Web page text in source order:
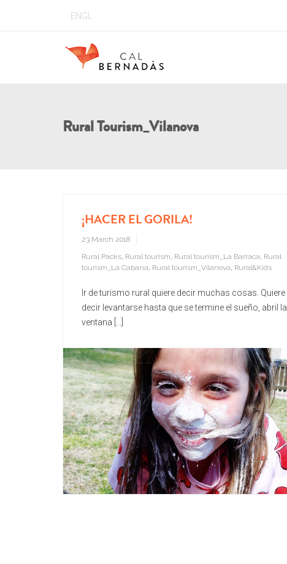
ENGL
Rural Tourism_Vilanova
¡HACER EL GORILA!
23 March 2018
Rural Packs, Rural tourism, Rural tourism_La Barraca, Rural
tourism_La Cabana, Rural tourism_Vilanova, Rural&Kids
Ir de turismo rural quiere decir muchas cosas. Quiere
decir levantarse hasta que se termine el sueño, abril la
ventana [...]